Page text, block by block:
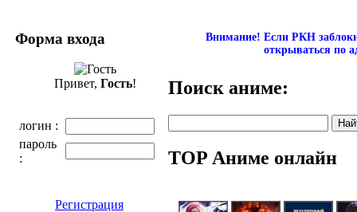
Форма входа
Привет, Гость!
логин :
пароль
:
Регистрация
Внимание! Если РКН
открываться по
Поиск аниме:
TOP Аниме онлайн